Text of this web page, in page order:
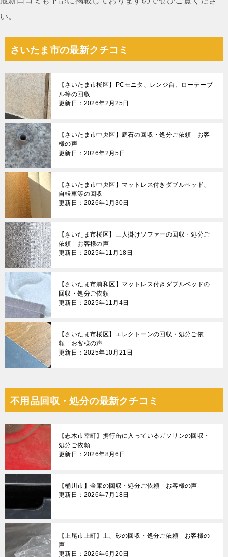
い。
さいたま市の最新クチコミ
【さいたま市桜区】PCモニタ、レンジ台、ローテーブ
ル等の回収
更新日：2026年2月25日
【さいたま市中央区】庭石の回収・処分ご依頼 お客
様の声
更新日：2026年2月5日
【さいたま市中央区】マットレス付きダブルベッド、
自転車等の回収
更新日：2026年1月30日
【さいたま市桜区】三人掛けソファーの回収・処分ご
依頼 お客様の声
更新日：2025年11月18日
【さいたま市浦和区】マットレス付きダブルベッドの
回収・処分ご依頼
更新日：2025年11月4日
【さいたま市桜区】エレクトーンの回収・処分ご依
頼 お客様の声
更新日：2025年10月21日
不用品回収・処分の最新クチコミ
【志木市幸町】携行缶に入っているガソリンの回収・
処分ご依頼
更新日：2026年8月6日
【桶川市】金庫の回収・処分ご依頼 お客様の声
更新日：2026年7月18日
【上尾市上町】土、砂の回収・処分ご依頼 お客様の
声
更新日：2026年6月20日